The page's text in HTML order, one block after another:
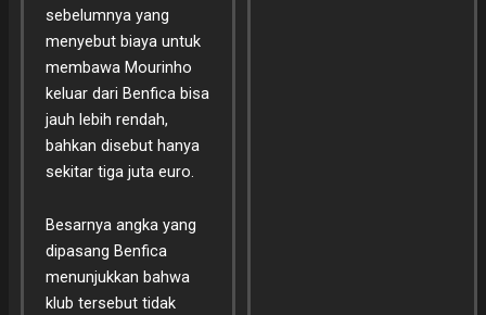
sebelumnya yang
menyebut biaya untuk
membawa Mourinho
keluar dari Benfica bisa
jauh lebih rendah,
bahkan disebut hanya
sekitar tiga juta euro.
Besarnya angka yang
dipasang Benfica
menunjukkan bahwa
klub tersebut tidak